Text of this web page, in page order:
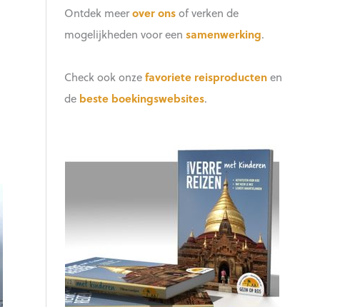
Ontdek meerover onsof verken de
mogelijkheden voor een samenwerking.
Check ook onzefavoriete reisproductenen
de beste boekingswebsites.